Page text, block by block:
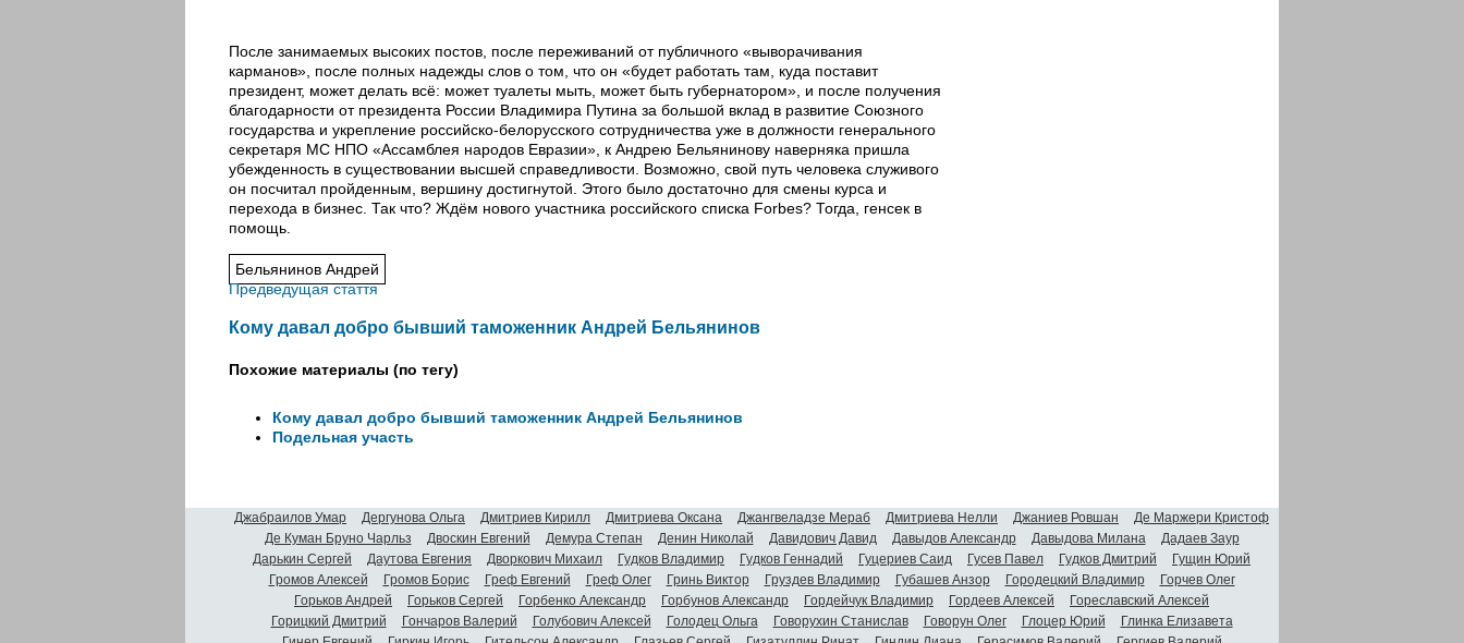
После занимаемых высоких постов, после переживаний от публичного «выворачивания
карманов», после полных надежды слов о том, что он «будет работать там, куда поставит
президент, может делать всё: может туалеты мыть, может быть губернатором», и после получения
благодарности от президента России Владимира Путина за большой вклад в развитие Союзного
государства и укрепление российско-белорусского сотрудничества уже в должности генерального
секретаря МС НПО «Ассамблея народов Евразии», к Андрею Бельянинову наверняка пришла
убежденность в существовании высшей справедливости. Возможно, свой путь человека служивого
он посчитал пройденным, вершину достигнутой. Этого было достаточно для смены курса и
перехода в бизнес. Так что? Ждём нового участника российского списка Forbes? Тогда, генсек в
помощь.
Бельянинов Андрей
Предведущая стаття
Кому давал добро бывший таможенник Андрей Бельянинов
Похожие материалы (по тегу)
Кому давал добро бывший таможенник Андрей Бельянинов
Подельная участь
Джабраилов Умар Дергунова Ольга Дмитриев Кирилл Дмитриева Оксана Джангвеладзе Мераб Дмитриева Нелли Джаниев Ровшан
Де Маржери Кристоф
Де Куман Бруно Чарльз
Двоскин Евгений Демура Степан Денин Николай Давидович Давид Давыдов Александр Давыдова Милана
Дадаев Заур
Дарькин Сергей
Даутова Евгения Дворкович Михаил Гудков Владимир Гудков Геннадий Гуцериев Саид Гусев Павел Гудков Дмитрий
Гущин Юрий
Громов Алексей
Громов Борис Греф Евгений Греф Олег Гринь Виктор Груздев Владимир Губашев Анзор Городецкий Владимир
Горчев Олег
Горьков Андрей
Горьков Сергей Горбенко Александр Горбунов Александр Гордейчук Владимир Гордеев Алексей
Гореславский Алексей
Горицкий Дмитрий
Гончаров Валерий Голубович Алексей Голодец Ольга Говорухин Станислав Говорун Олег Глоцер Юрий
Глинка Елизавета